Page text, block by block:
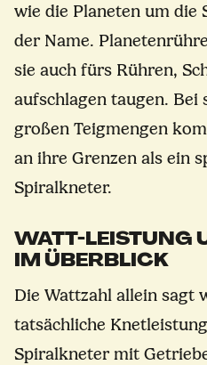
wie die Planeten um die
der Name.
sie auch fürs Rühren,
aufschlagen taugen. Bei
großen Teigmengen
an ihre Grenzen als ein
Spiralkneter.
WATT-LEISTUNG
IM ÜBERBLICK
Die Wattzahl allein sagt
tatsächliche
Spiralkneter mit